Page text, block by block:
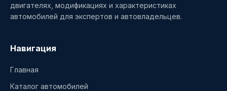
двигателях, модификациях и характеристиках
автомобилей для экспертов и автовладельцев.
Навигация
Главная
Каталог автомобилей